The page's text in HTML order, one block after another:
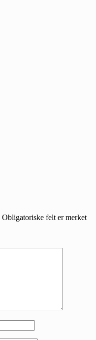
Obligatoriske felt er merket